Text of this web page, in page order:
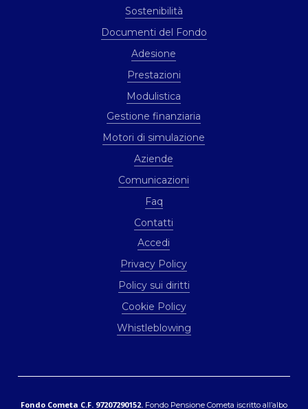
Sostenibilità
Documenti del Fondo
Adesione
Prestazioni
Modulistica
Gestione finanziaria
Motori di simulazione
Aziende
Comunicazioni
Faq
Contatti
Accedi
Privacy Policy
Policy sui diritti
Cookie Policy
Whistleblowing
Fondo Cometa C.F. 97207290152.Fondo Pensione Cometa iscritto all’albo